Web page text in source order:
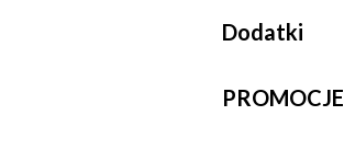
Dodatki
PROMOCJE